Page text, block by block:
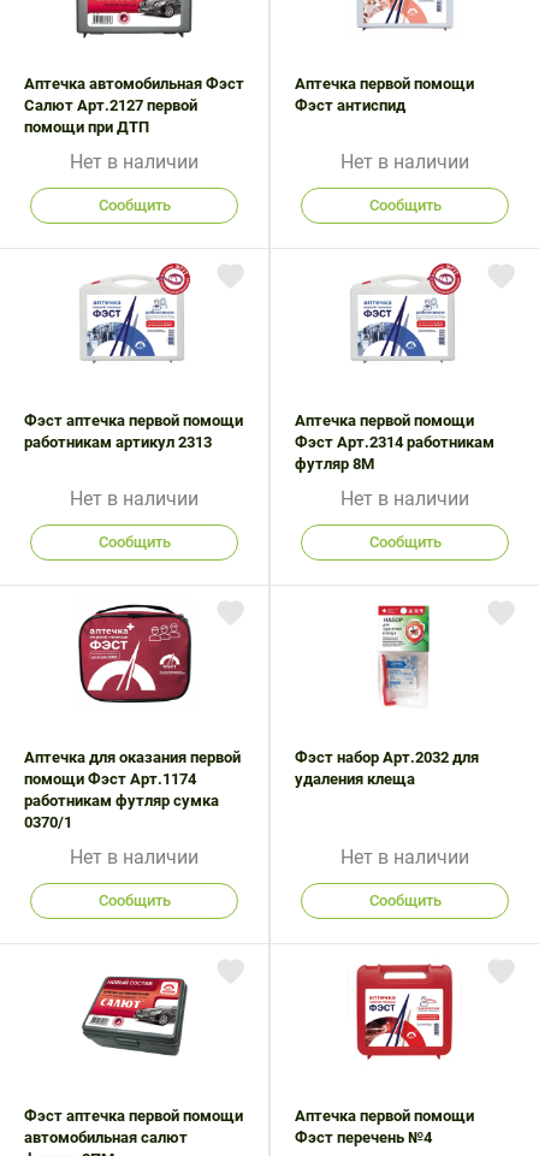
Аптечка автомобильная Фэст
Салют Арт.2127 первой
помощи при ДТП
Нет в наличии
Сообщить
Аптечка первой помощи
Фэст антиспид
Нет в наличии
Сообщить
Фэст аптечка первой помощи
работникам артикул 2313
Нет в наличии
Сообщить
Аптечка первой помощи
Фэст Арт.2314 работникам
футляр 8М
Нет в наличии
Сообщить
Аптечка для оказания первой
помощи Фэст Арт.1174
работникам футляр сумка
0370/1
Нет в наличии
Сообщить
Фэст набор Арт.2032 для
удаления клеща
Нет в наличии
Сообщить
Фэст аптечка первой помощи
автомобильная салют
Аптечка первой помощи
Фэст перечень №4